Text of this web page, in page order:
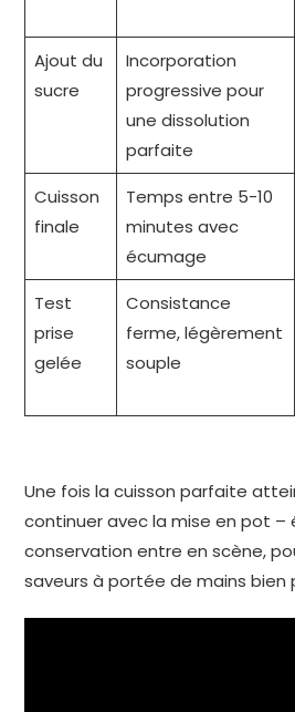
Ajout du
sucre
Incorporation
progressive pour
une dissolution
parfaite
Cuisson
finale
Temps entre 5-10
minutes avec
écumage
Test
prise
gelée
Consistance
ferme, légèrement
souple
Une fois la cuisson parfaite
continuer avec la mise en pot –
conservation entre en scène,
saveurs à portée de mains bien